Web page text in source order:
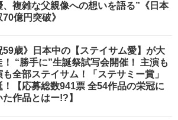
、複雑な父親像への想いを語る”《日本
億円突破》
59歳》日本中の【ステイサム愛】が大
！ “勝手に”生誕祭試写会開催！ 主演も
も全部ステイサム！「ステサミー賞」
！【応募総数941票 全54作品の栄冠に
た作品とはー!?】